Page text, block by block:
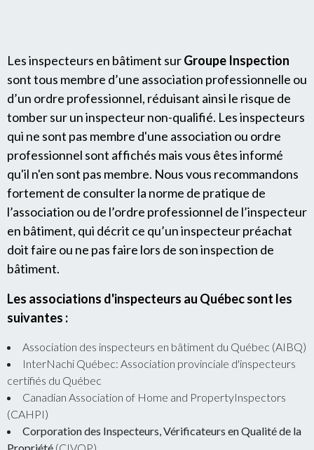
Les inspecteurs en bâtiment surGroupe Inspection
sont tous membre d’une association professionnelle ou
d’un ordre professionnel, réduisant ainsi le risque de
tomber sur un inspecteur non-qualifié. Les inspecteurs
qui ne sont pas membre d'une association ou ordre
professionnel sont affichés mais vous êtes informé
qu'il n'en sont pas membre. Nous vous recommandons
fortement de consulter la norme de pratique de
l’association ou de l’ordre professionnel de l’inspecteur
en bâtiment, qui décrit ce qu’un inspecteur préachat
doit faire ou ne pas faire lors de son inspection de
bâtiment.
Les associations d'inspecteurs au Québec sont les
suivantes :
Association des inspecteurs en bâtiment du Québec (AIBQ)
InterNachi Québec: Association provinciale d'inspecteurs
certifiés du Québec
Canadian Association of Home and PropertyInspectors
(CAHPI)
Corporation des Inspecteurs, Vérificateurs en Qualité de la